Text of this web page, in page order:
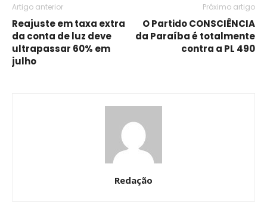
Artigo anterior
Reajuste em taxa extra
da conta de luz deve
ultrapassar 60% em
julho
Próximo artigo
O Partido CONSCIÊNCIA
da Paraíba é totalmente
contra a PL 490
Redação